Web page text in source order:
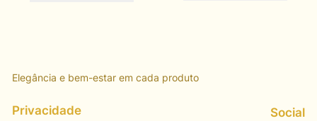
Elegância e bem-estar em cada produto
Privacidade Social